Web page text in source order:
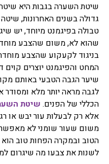
שיטת השערה בגבות היא
גדולה בשנים האחרונות,
טבולה בפיגמנט מיוחד, יש
שהוא לא, משום שהצבע
בניגוד לקעקוע שהצבע
המחט והפיגמנט יוצרים
שיער הגבה הטבעי באותם
לגבה מראה יותר מלא
הכללי של הפנים. שיטת
אלא רק לבעלות עור יבש או
משום שעור שומני לא
הטוב ובמקרה הפחות טוב הוא
לשנות את צבעו מה שיגרום